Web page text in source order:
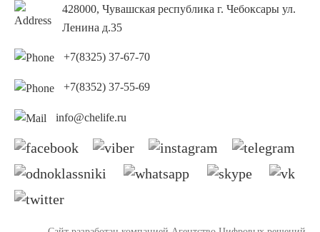
428000, Чувашская республика г. Чебоксары ул.
Ленина д.35
+7(8325) 37-67-70
+7(8352) 37-55-69
info@chelife.ru